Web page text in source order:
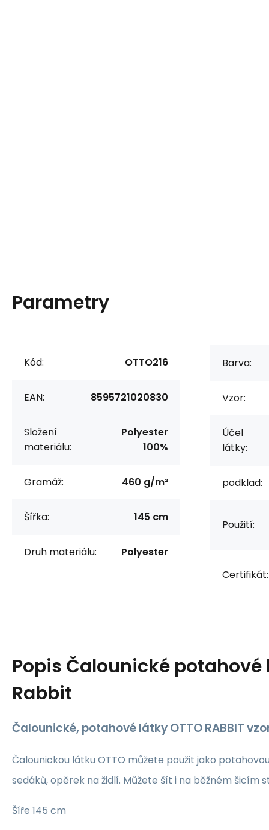
Parametry
Kód: OTTO216
EAN: 8595721020830
Složení
materiálu:
Polyester
100%
Gramáž: 460 g/m²
Šířka: 145 cm
Druh materiálu: Polyester
Barva:
Vzor:
Účel
látky:
podklad:
Použití:
Certifikát:
Popis Čalounické potahové
Rabbit
Čalounické, potahové látky OTTO RABBIT
Čalounickou látku OTTO můžete použit jako
sedáků, opěrek na židlí. Můžete šít i na běžném šicím
Šíře 145 cm